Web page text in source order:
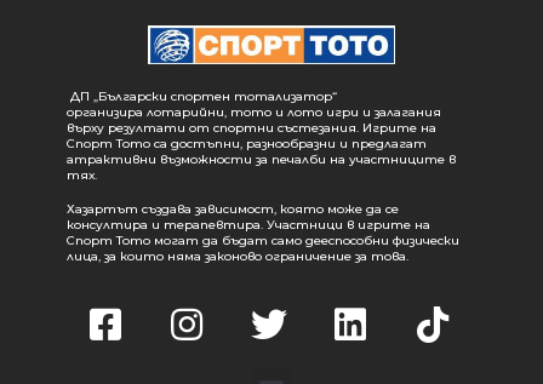
ДП „Български спортен тотализатор“
организира лотарийни, тото и лото игри и залагания
върху резултати от спортни състезания. Игрите на
Спорт Тото са достъпни, разнообразни и предлагат
атрактивни възможности за печалби на участниците в
тях.
Хазартът създава зависимост, която може да се
консултира и терапевтира. Участници в игрите на
Спорт Тото могат да бъдат само дееспособни физически
лица, за които няма законово ограничение за това.